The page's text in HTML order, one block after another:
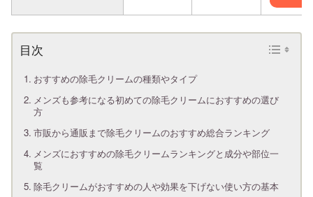
おすすめの除毛クリームの種類やタイプ
メンズも参考になる初めての除毛クリームにおすすめの選び
方
市販から通販まで除毛クリームのおすすめ総合ランキング
メンズにおすすめの除毛クリームランキングと成分や部位一
覧
除毛クリームがおすすめの人や効果を下げない使い方の基本